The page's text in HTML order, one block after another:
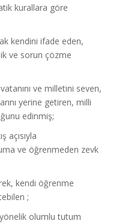
kurallara göre
kendini ifade eden,
ve sorun çözme
ve milletini seven,
yerine getiren, milli
edinmiş;
açısıyla
ve öğrenmeden zevk
kendi öğrenme
;
olumlu tutum